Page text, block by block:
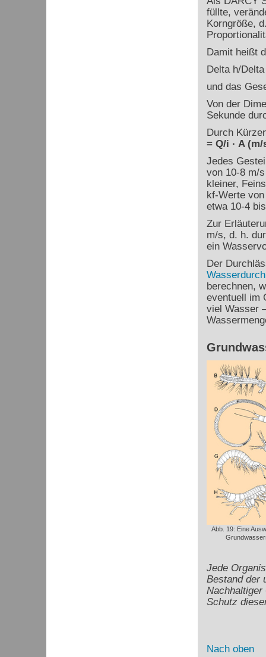
füllte,
Korngröße,
Damit heißt
Delta h/
und das
Von der
Sekunde
Durch
= Q/i · A (m/
Jedes
von 10-8m/s
kleiner,
kf-Werte von
etwa 10-4bis
Zur
m/s, d. h.
ein
Der
berechnen,
eventuell im
viel Wasser
Abb. 19: Eine
Jede
Bestand der
Nachhaltiger
Schutz
Nach oben